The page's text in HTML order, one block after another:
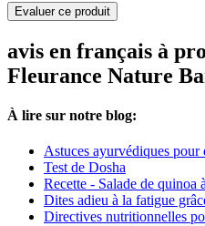
Evaluer ce produit
avis en français à
Fleurance Nature
À lire sur notre blog:
Astuces ayurvédiques pour
Test de Dosha
Recette - Salade de quinoa
Dites adieu à la fatigue
Directives nutritionnelles